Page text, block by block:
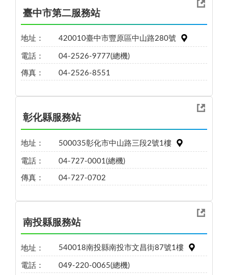
臺中市第二服務站
地址： 420010臺中市豐原區中山路280號
電話： 04-2526-9777(總機)
傳真： 04-2526-8551
彰化縣服務站
地址： 500035彰化市中山路三段2號1樓
電話： 04-727-0001(總機)
傳真： 04-727-0702
南投縣服務站
地址： 540018南投縣南投市文昌街87號1樓
電話： 049-220-0065(總機)